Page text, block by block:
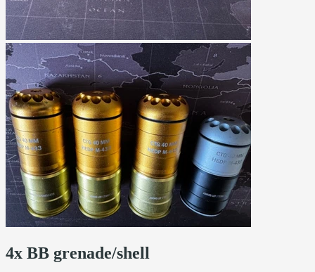
4x BB grenade/shell